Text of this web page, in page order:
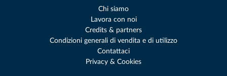
Chi siamo
Lavora con noi
Credits & partners
Condizioni generali di vendita e di utilizzo
Contattaci
Privacy & Cookies